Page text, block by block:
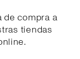
de compra a
tiendas